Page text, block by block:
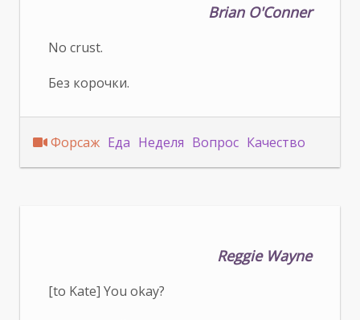
Brian O'Conner
No crust.
Без корочки.
Форсаж Еда Неделя Вопрос Качество
Reggie Wayne
[to Kate] You okay?